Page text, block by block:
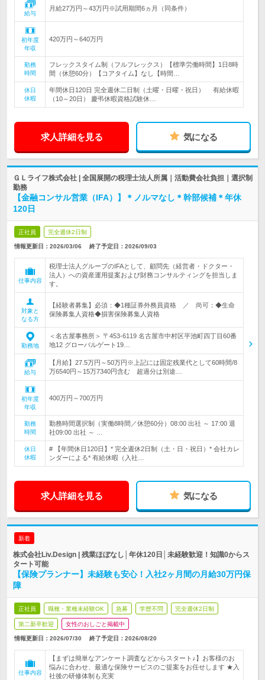
給与
月給27万円～43万円※試用期間6ヵ月（同条件）
初年度
年収
420万円～640万円
勤務
時間
フレックスタイム制（フルフレックス）【標準労働時間】1日8時
間（休憩60分）【コアタイム】なし【時間…
休日
休暇
年間休日120日 完全週休二日制（土曜・日曜・祝日） 有給休暇
（10～20日） 慶弔休暇資格試験休…
求人詳細を見る 気になる
ＧＬライフ株式会社 | 全国展開の税理士法人所属｜活動費会社負担｜選択制
勤務
【金融コンサル営業（IFA）】＊ノルマなし＊幹部候補＊年休
120日
正社員 完全週休2日制
情報更新日：2026/03/06 終了予定日： 2026/09/03
仕事内容
税理士法人グループのIFAとして、顧問先（経営者・ドクター・
法人）への資産運用提案および財務コンサルティングを担当しま
す。
対象と
なる方
【経験者募集】必須：◆1種証券外務員資格 ／ 尚可：◆生命
保険募集人資格◆損害保険募集人資格
勤務地
＜名古屋事務所＞ 〒453-6119 名古屋市中村区平池町四丁目60番
地12 グローバルゲート19…
給与
【月給】27.5万円～50万円※上記には固定残業代として60時間/8
万6540円～15万7340円含む 超過分は別途…
初年度
年収
400万円～700万円
勤務
時間
勤務時間選択制（実働8時間／休憩60分）08:00 出社 ～ 17:00 退
社09:00 出社 ～ …
休日
休暇
# 【年間休日120日】* 完全週休2日制（土・日・祝日）* 会社カレ
ンダーによる* 有給休暇（入社…
求人詳細を見る 気になる
新着
株式会社Liv.Design | 残業ほぼなし│年休120日│未経験歓迎！知識0からス
タート可能
【保険プランナー】未経験も安心！入社2ヶ月間の月給30万円保
障
正社員 職種・業種未経験OK 急募 学歴不問 完全週休2日制
第二新卒歓迎 女性のおしごと掲載中
情報更新日：2026/07/30 終了予定日： 2026/08/20
仕事内容
【まずは簡単なアンケート調査などからスタート♪】お客様のお
悩みに合わせ、最適な保険サービスのご提案をお任せします ★入
社後の研修体制も充実